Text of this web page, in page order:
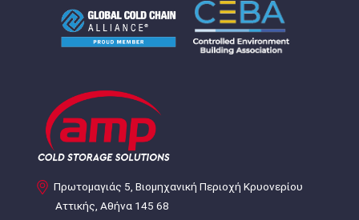
Πρωτομαγιάς 5, Βιομηχανική Περιοχή Κρυονερίου
Αττικής, Αθήνα 145 68